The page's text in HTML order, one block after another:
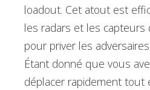
loadout. Cet atout est
les radars et les capteurs
pour priver les
Étant donné que vous
déplacer rapidement tout